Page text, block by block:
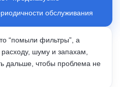
обслуживания
“помыли фильтры”, а
шуму и запахам,
дальше, чтобы проблема не